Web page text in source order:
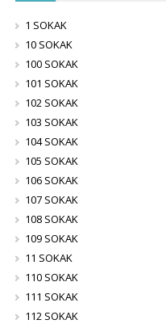
1 SOKAK
10 SOKAK
100 SOKAK
101 SOKAK
102 SOKAK
103 SOKAK
104 SOKAK
105 SOKAK
106 SOKAK
107 SOKAK
108 SOKAK
109 SOKAK
11 SOKAK
110 SOKAK
111 SOKAK
112 SOKAK